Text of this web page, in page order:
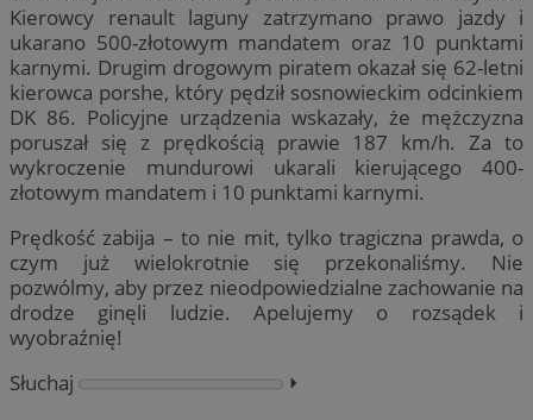
Kierowcy renault laguny zatrzymano prawo jazdy i
ukarano 500-złotowym mandatem oraz 10 punktami
karnymi. Drugim drogowym piratem okazał się 62-letni
kierowca porshe, który pędził sosnowieckim odcinkiem
DK 86. Policyjne urządzenia wskazały, że mężczyzna
poruszał się z prędkością prawie 187 km/h. Za to
wykroczenie mundurowi ukarali kierującego 400-
złotowym mandatem i 10 punktami karnymi.
Prędkość zabija – to nie mit, tylko tragiczna prawda, o
czym już wielokrotnie się przekonaliśmy. Nie
pozwólmy, aby przez nieodpowiedzialne zachowanie na
drodze ginęli ludzie. Apelujemy o rozsądek i
wyobraźnię!
Słuchaj
⏵︎